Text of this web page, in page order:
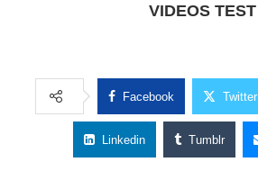
VIDEOS TEST
Facebook Twitter
Linkedin Tumblr